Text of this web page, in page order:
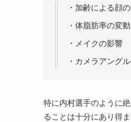
・加齢による顔
・体脂肪率の変動
・メイクの影響
・カメラアング
特に内村選手のように
ることは十分にあり得ま